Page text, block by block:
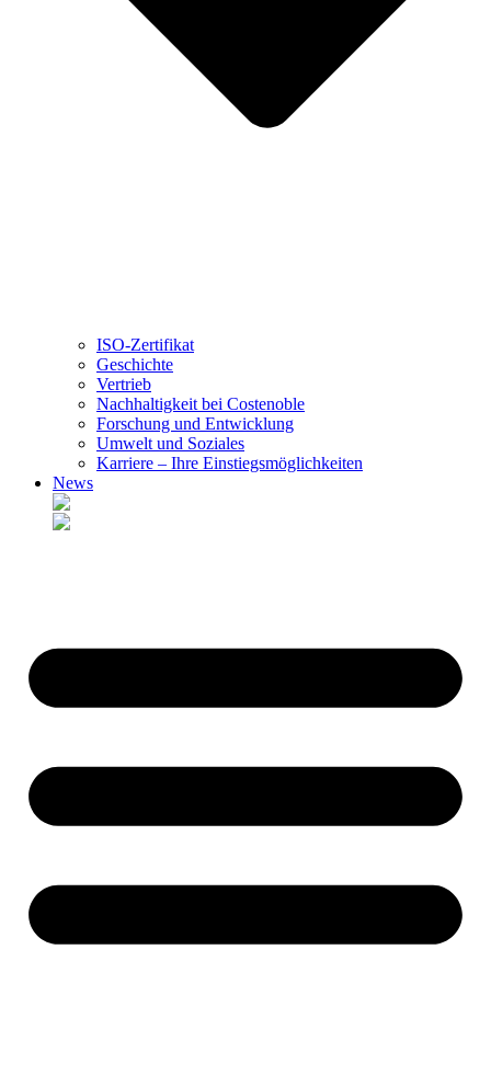
ISO-Zertifikat
Geschichte
Vertrieb
Nachhaltigkeit bei Costenoble
Forschung und Entwicklung
Umwelt und Soziales
Karriere – Ihre Einstiegsmöglichkeiten
News